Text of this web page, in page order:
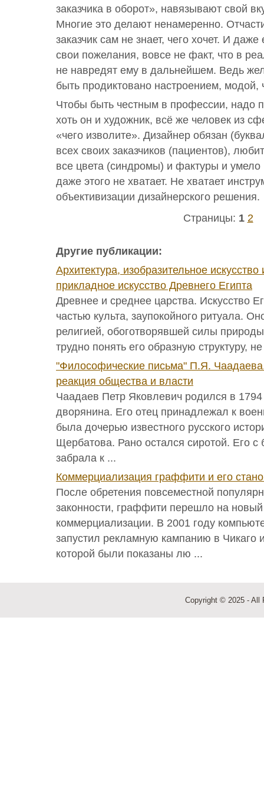
заказчика в оборот», навязывают свой
Многие это делают ненамеренно.
заказчик сам не знает, чего хочет. И
свои пожелания, вовсе не факт, что в
не навредят ему в дальнейшем. Ведь
быть продиктовано настроением, модой,
Чтобы быть честным в профессии, надо
хоть он и художник, всё же человек из
«чего изволите». Дизайнер обязан
всех своих заказчиков (пациентов),
все цвета (синдромы) и фактуры и
даже этого не хватает. Не хватает
объективизации дизайнерского решения.
Страницы: 1 2
Другие публикации:
Архитектура, изобразительное
прикладное искусство Древнего Египта
Древнее и среднее царства. Искусство
частью культа, заупокойного ритуала.
религией, обоготворявшей силы
трудно понять его образную структуру,
"Философические письма" П.Я.
реакция общества и власти
Чаадаев Петр Яковлевич родился в 1794
дворянина. Его отец принадлежал к
была дочерью известного русского
Щербатова. Рано остался сиротой. Его
забрала к ...
Коммерциализация граффити и его
После обретения повсеместной
законности, граффити перешло на
коммерциализации. В 2001 году
запустил рекламную кампанию в Чикаго
которой были показаны лю ...
Copyright © 2025 - All